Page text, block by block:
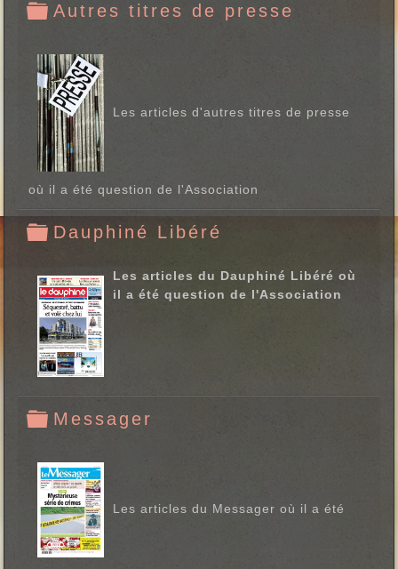
o
l
d
e
r
Autres titres de presse
Les articles d'autres titres de presse
où il a été question de l'Association
o
l
d
e
r
Dauphiné Libéré
Les articles du Dauphiné Libéré où
il a été question de l'Association
o
l
d
e
r
Messager
Les articles du Messager où il a été